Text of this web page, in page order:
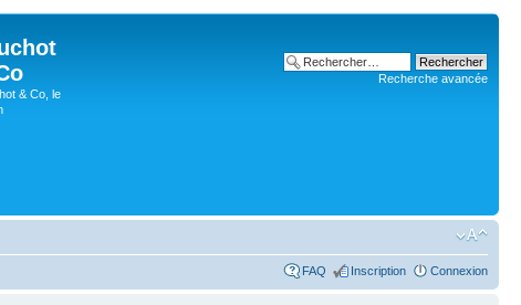
& Co, le
Recherche avancée
FAQ Inscription Connexion